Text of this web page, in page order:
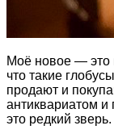
Моё новое — это
что такие
продают и
антиквариатом
это редкий